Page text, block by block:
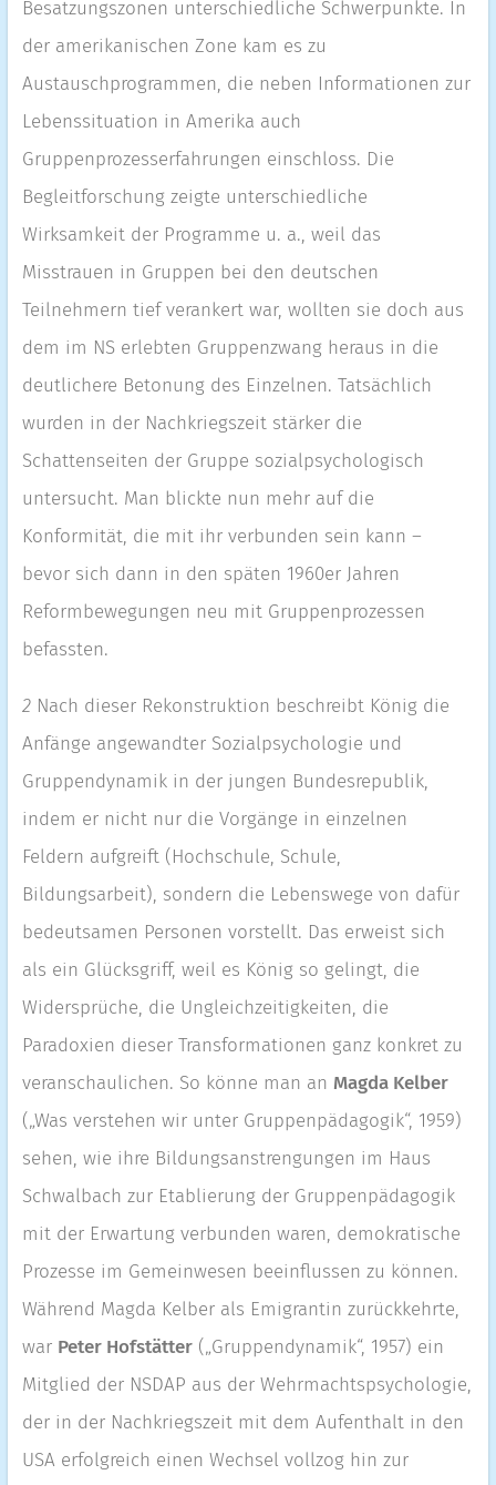
Besatzungszonen unterschiedliche Schwerpunkte. In
der amerikanischen Zone kam es zu
Austauschprogrammen, die neben Informationen zur
Lebenssituation in Amerika auch
Gruppenprozesserfahrungen einschloss. Die
Begleitforschung zeigte unterschiedliche
Wirksamkeit der Programme u. a., weil das
Misstrauen in Gruppen bei den deutschen
Teilnehmern tief verankert war, wollten sie doch aus
dem im NS erlebten Gruppenzwang heraus in die
deutlichere Betonung des Einzelnen. Tatsächlich
wurden in der Nachkriegszeit stärker die
Schattenseiten der Gruppe sozialpsychologisch
untersucht. Man blickte nun mehr auf die
Konformität, die mit ihr verbunden sein kann –
bevor sich dann in den späten 1960er Jahren
Reformbewegungen neu mit Gruppenprozessen
befassten.
2Nach dieser Rekonstruktion beschreibt König die
Anfänge angewandter Sozialpsychologie und
Gruppendynamik in der jungen Bundesrepublik,
indem er nicht nur die Vorgänge in einzelnen
Feldern aufgreift (Hochschule, Schule,
Bildungsarbeit), sondern die Lebenswege von dafür
bedeutsamen Personen vorstellt. Das erweist sich
als ein Glücksgriff, weil es König so gelingt, die
Widersprüche, die Ungleichzeitigkeiten, die
Paradoxien dieser Transformationen ganz konkret zu
veranschaulichen. So könne man an Magda Kelber
(„Was verstehen wir unter Gruppenpädagogik“, 1959)
sehen, wie ihre Bildungsanstrengungen im Haus
Schwalbach zur Etablierung der Gruppenpädagogik
mit der Erwartung verbunden waren, demokratische
Prozesse im Gemeinwesen beeinflussen zu können.
Während Magda Kelber als Emigrantin zurückkehrte,
war Peter Hofstätter(„Gruppendynamik“, 1957) ein
Mitglied der NSDAP aus der Wehrmachtspsychologie,
der in der Nachkriegszeit mit dem Aufenthalt in den
USA erfolgreich einen Wechsel vollzog hin zur